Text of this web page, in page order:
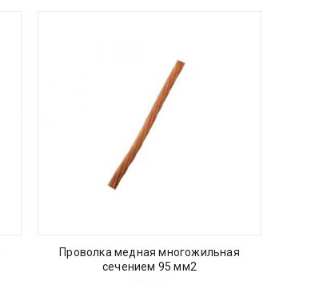
Проволка медная многожильная
сечением 95 мм2